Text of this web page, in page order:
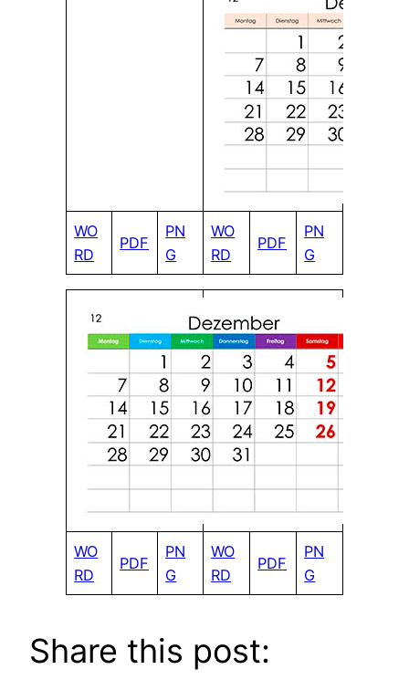
WO
RD
PDF
PN
G
WO
RD
PDF
PN
G
WO
RD
PDF
PN
G
WO
RD
PDF
PN
G
Share this post: